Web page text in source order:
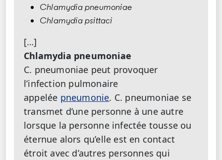
Chlamydia pneumoniae
Chlamydia psittaci
[…]
Chlamydia pneumoniae
C. pneumoniae peut provoquer
l’infection pulmonaire
appelée pneumonie. C. pneumoniae se
transmet d’une personne à une autre
lorsque la personne infectée tousse ou
éternue alors qu’elle est en contact
étroit avec d’autres personnes qui